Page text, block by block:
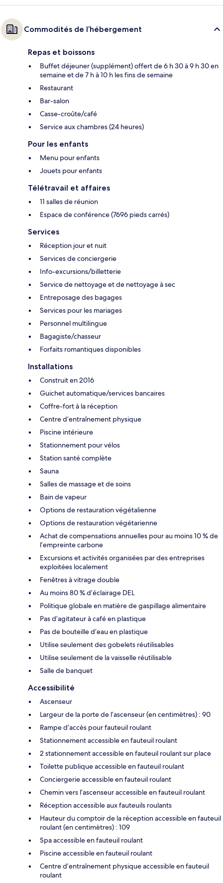
Commodités de l’hébergement
Repas et boissons
Buffet déjeuner (supplément) offert de 6 h 30 à 9 h 30 en
semaine et de 7 h à 10 h les fins de semaine
Restaurant
Bar-salon
Casse-croûte/café
Service aux chambres (24 heures)
Pour les enfants
Menu pour enfants
Jouets pour enfants
Télétravail et affaires
11 salles de réunion
Espace de conférence (7696 pieds carrés)
Services
Réception jour et nuit
Services de conciergerie
Info-excursions/billetterie
Service de nettoyage et de nettoyage à sec
Entreposage des bagages
Services pour les mariages
Personnel multilingue
Bagagiste/chasseur
Forfaits romantiques disponibles
Installations
Construit en 2016
Guichet automatique/services bancaires
Coffre-fort à la réception
Centre d’entraînement physique
Piscine intérieure
Stationnement pour vélos
Station santé complète
Sauna
Salles de massage et de soins
Bain de vapeur
Options de restauration végétalienne
Options de restauration végétarienne
Achat de compensations annuelles pour au moins 10 % de
l’empreinte carbone
Excursions et activités organisées par des entreprises
exploitées localement
Fenêtres à vitrage double
Au moins 80 % d’éclairage DEL
Politique globale en matière de gaspillage alimentaire
Pas d’agitateur à café en plastique
Pas de bouteille d’eau en plastique
Utilise seulement des gobelets réutilisables
Utilise seulement de la vaisselle réutilisable
Salle de banquet
Accessibilité
Ascenseur
Largeur de la porte de l’ascenseur (en centimètres) : 90
Rampe d’accès pour fauteuil roulant
Stationnement accessible en fauteuil roulant
2 stationnement accessible en fauteuil roulant sur place
Toilette publique accessible en fauteuil roulant
Conciergerie accessible en fauteuil roulant
Chemin vers l’ascenseur accessible en fauteuil roulant
Réception accessible aux fauteuils roulants
Hauteur du comptoir de la réception accessible en fauteuil
roulant (en centimètres) : 109
Spa accessible en fauteuil roulant
Piscine accessible en fauteuil roulant
Centre d’entraînement physique accessible en fauteuil
roulant